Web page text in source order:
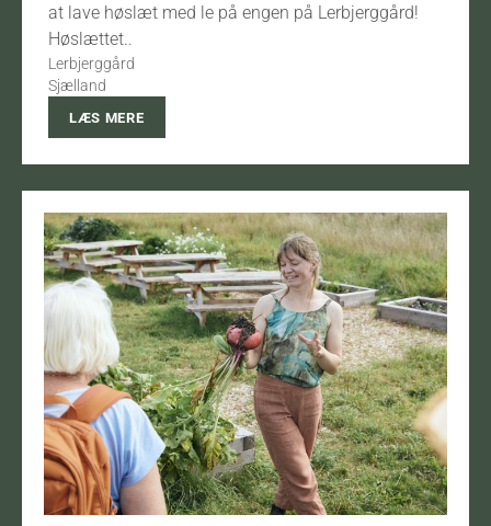
at lave høslæt med le på engen på Lerbjerggård!
Høslættet..
Lerbjerggård
Sjælland
LÆS MERE